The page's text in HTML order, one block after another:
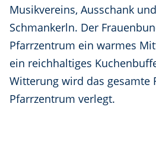
Musikvereins, Ausschank
Schmankerln. Der
Pfarrzentrum ein warmes
ein reichhaltiges
Witterung wird das gesamte
Pfarrzentrum verlegt.